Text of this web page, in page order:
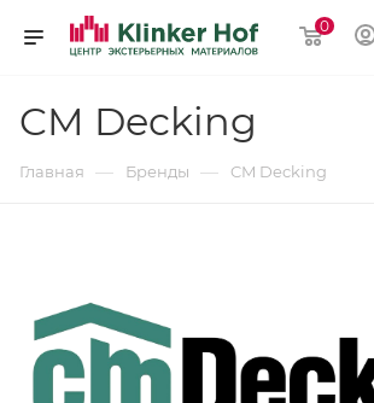
0
CM Decking
Главная — Бренды — CM Decking